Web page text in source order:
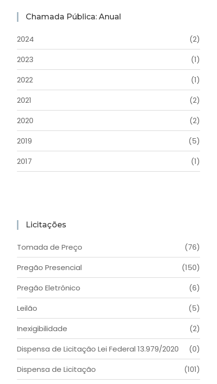
Chamada Pública: Anual
2024
(2)
2023
(1)
2022
(1)
2021
(2)
2020
(2)
2019
(5)
2017
(1)
Licitações
Tomada de Preço
(76)
Pregão Presencial
(150)
Pregão Eletrônico
(6)
Leilão
(5)
Inexigibilidade
(2)
Dispensa de Licitação Lei Federal 13.979/2020
(0)
Dispensa de Licitação
(101)